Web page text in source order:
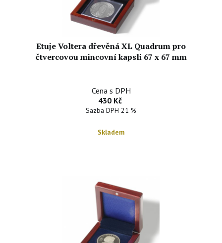
Etuje Voltera dřevěná XL Quadrum pro
čtvercovou mincovní kapsli 67 x 67 mm
Cena s DPH
430 Kč
Sazba DPH 21 %
Skladem